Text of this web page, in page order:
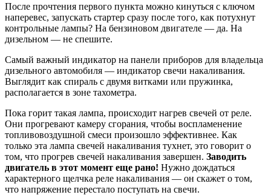
После прочтения первого пункта можно кинуться с ключом
наперевес, запускать стартер сразу после того, как потухнут
контрольные лампы? На бензиновом двигателе — да. На
дизельном — не спешите.
Самый важный индикатор на панели приборов для владельца
дизельного автомобиля — индикатор свечи накаливания.
Выглядит как спираль с двумя витками или пружинка,
располагается в зоне тахометра.
Пока горит такая лампа, происходит нагрев свечей от реле.
Они прогревают камеру сгорания, чтобы воспламенение
топливовоздушной смеси произошло эффективнее. Как
только эта лампа свечей накаливания тухнет, это говорит о
том, что прогрев свечей накаливания завершен. Заводить
двигатель в этот момент еще рано! Нужно дождаться
характерного щелчка реле накаливания — он скажет о том,
что напряжение перестало поступать на свечи.